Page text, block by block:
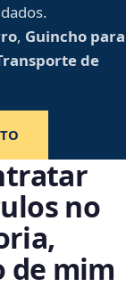
, Guincho para
de
no
de mim